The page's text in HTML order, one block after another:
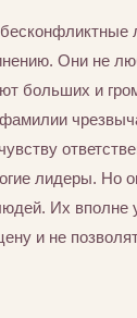
Они не
больших и
лидеры. Но
Их вполне
и не